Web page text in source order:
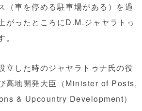
（車を停める駐車場がある）を過
がったところにD.M.ジャヤラトゥ
立した時のジャヤラトゥナ氏の役
高地開発大臣（Minister of Posts,
& Upcountry Development）